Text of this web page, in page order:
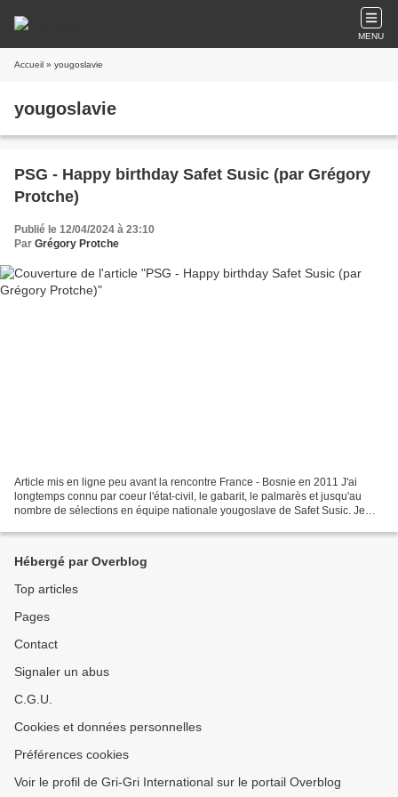
MENU
Accueil » yougoslavie
yougoslavie
PSG - Happy birthday Safet Susic (par Grégory
Protche)
Publié le 12/04/2024 à 23:10
Par Grégory Protche
Article mis en ligne peu avant la rencontre France - Bosnie en 2011 J'ai
longtemps connu par coeur l'état-civil, le gabarit, le palmarès et jusqu'au
nombre de sélections en équipe nationale yougoslave de Safet Susic. Je
Hébergé par Overblog
Top articles
Pages
Contact
Signaler un abus
C.G.U.
Cookies et données personnelles
Préférences cookies
Voir le profil de Gri-Gri International sur le portail Overblog